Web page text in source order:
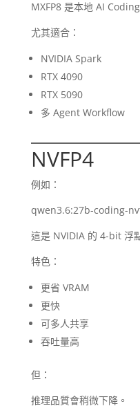
MXFP8 是本地 AI
尤其適合：
NVIDIA Spark
RTX 4090
RTX 5090
多 Agent Workflow
NVFP4
例如：
qwen3.6:27b-coding-
這是 NVIDIA 的 4-bit 浮
特色：
更省 VRAM
更快
可多人共享
吞吐量高
但：
推理品質會稍微下降。